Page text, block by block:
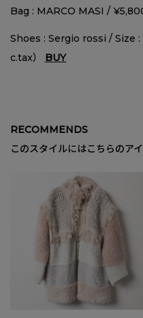
Bag : MARCO MASI /
Shoes : Sergio rossi / Size
c.tax） BUY
RECOMMENDS
このスタイルにはこちらのア